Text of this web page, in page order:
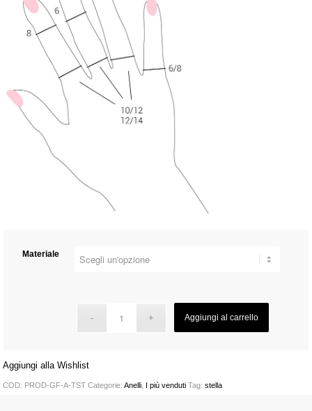
Materiale
Aggiungi al carrello
Aggiungi alla Wishlist
COD: PROD-GF-A-TST Categorie:Anelli I più venduti Tag:stella